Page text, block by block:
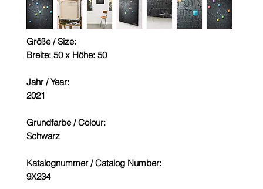
Größe / Size:
Breite: 50 x Höhe: 50
Jahr / Year:
2021
Grundfarbe / Colour:
Schwarz
Katalognummer / Catalog Number:
9X234